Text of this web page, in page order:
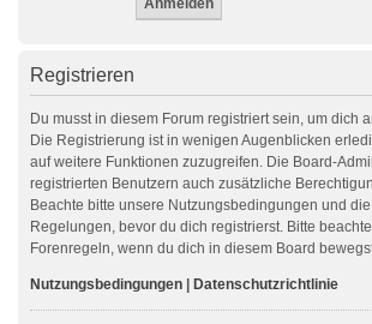
Registrieren
Du musst in diesem Forum registriert sein, um dich
Die Registrierung ist in wenigen Augenblicken
auf weitere Funktionen zuzugreifen. Die Board-
registrierten Benutzern auch zusätzliche
Beachte bitte unsere Nutzungsbedingungen und
Regelungen, bevor du dich registrierst. Bitte
Forenregeln, wenn du dich in diesem Board
Nutzungsbedingungen Datenschutzrichtlinie